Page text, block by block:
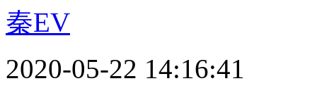
秦EV
2020-05-22 14:16:41